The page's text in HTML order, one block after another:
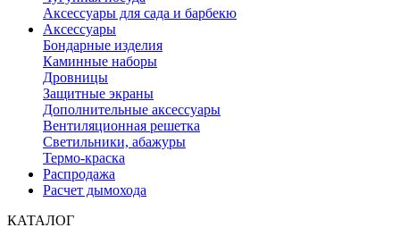
Аксессуары для сада и барбекю
Аксессуары
Бондарные изделия
Каминные наборы
Дровницы
Защитные экраны
Дополнительные аксессуары
Вентиляционная решетка
Светильники, абажуры
Термо-краска
Распродажа
Расчет дымохода
КАТАЛОГ